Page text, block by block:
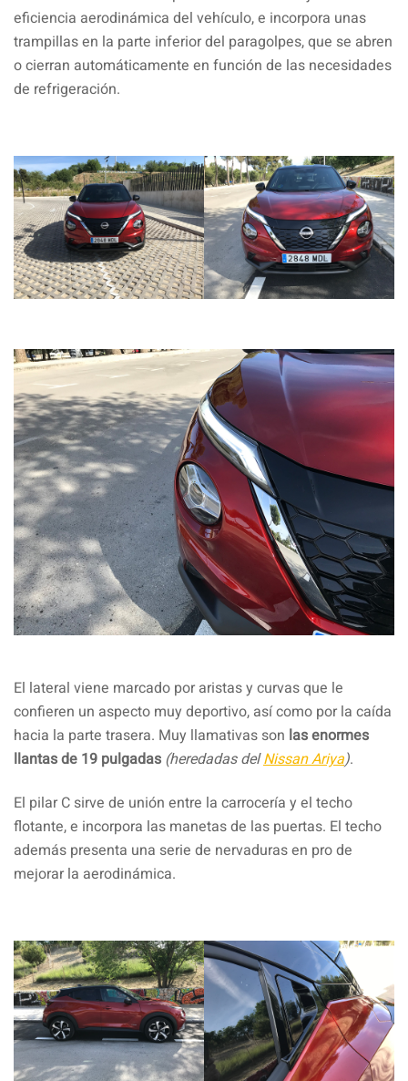
eficiencia aerodinámica del vehículo, e incorpora unas
trampillas en la parte inferior del paragolpes, que se abren
o cierran automáticamente en función de las necesidades
de refrigeración.
El lateral viene marcado por aristas y curvas que le
confieren un aspecto muy deportivo, así como por la caída
hacia la parte trasera. Muy llamativas son las enormes
llantas de 19 pulgadas (heredadas delNissan Ariya).
El pilar C sirve de unión entre la carrocería y el techo
flotante, e incorpora las manetas de las puertas. El techo
además presenta una serie de nervaduras en pro de
mejorar la aerodinámica.